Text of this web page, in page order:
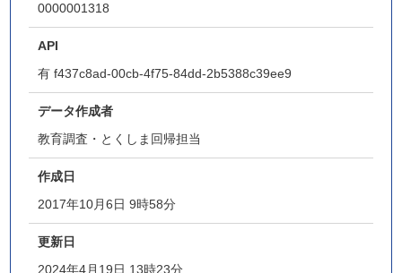
0000001318
API
有 f437c8ad-00cb-4f75-84dd-2b5388c39ee9
データ作成者
教育調査・とくしま回帰担当
作成日
2017年10月6日 9時58分
更新日
2024年4月19日 13時23分